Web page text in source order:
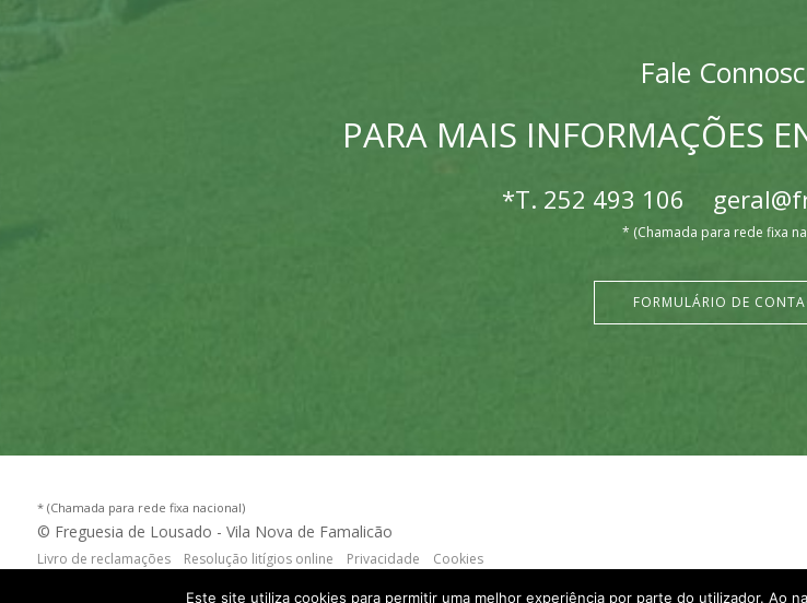
Fale
PARA MAIS INFORMAÇÕES
*T. 252 493 106
* (Chamada para rede fixa
FORMULÁRIO DE
* (Chamada para rede fixa nacional)
© Freguesia de Lousado - Vila Nova de Famalicão
Livro de reclamações Resolução litígios online Privacidade
Cookies
Este site utiliza cookies para permitir uma melhor experiência por parte do utilizador. Ao